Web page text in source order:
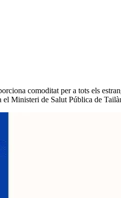
comoditat per a tots els
Ministeri de Salut Pública de